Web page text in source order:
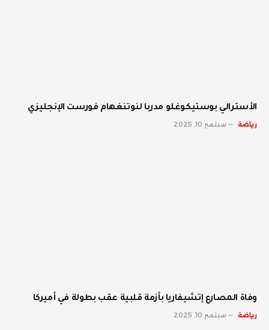
الأسترالي بوستيكوغلو مدربا لنوتنغهام فورست الإنجليزي
رياضة سبتمبر 10, 2025
وفاة المصارع إتشيفاريا بأزمة قلبية عقب بطولة في أميركا
رياضة سبتمبر 10, 2025